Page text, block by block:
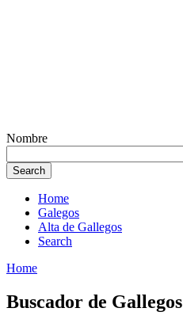
Nombre
Home
Galegos
Alta de Gallegos
Search
Home
Buscador de Gallegos